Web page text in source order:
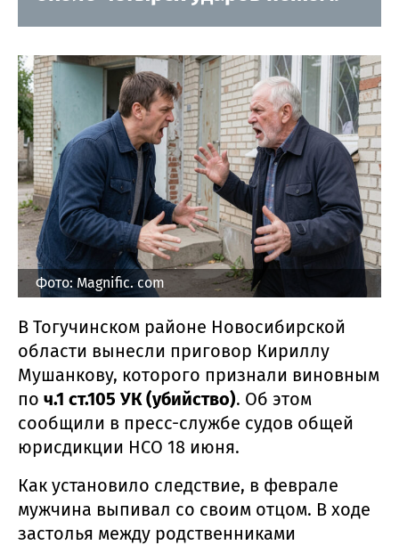
Фото: Magnific. com
В Тогучинском районе Новосибирской
области вынесли приговор Кириллу
Мушанкову, которого признали виновным
по ч.1 ст.105 УК (убийство). Об этом
сообщили в пресс-службе судов общей
юрисдикции НСО 18 июня.
Как установило следствие, в феврале
мужчина выпивал со своим отцом. В ходе
застолья между родственниками